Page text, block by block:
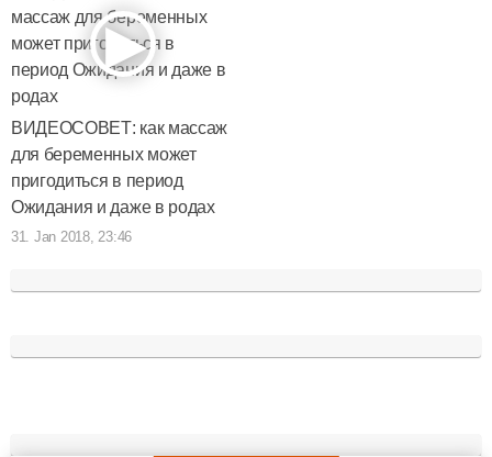
ВИДЕОСОВЕТ: как массаж
для беременных может
пригодиться в период
Ожидания и даже в родах
31. Jan 2018, 23:46